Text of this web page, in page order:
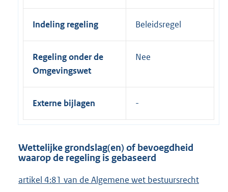
Indeling regeling Beleidsregel
Regeling onder de
Omgevingswet
Nee
Externe bijlagen
Wettelijke grondslag(en) of bevoegdheid
waarop de regeling is gebaseerd
artikel 4:81 van de Algemene wet bestuursrecht